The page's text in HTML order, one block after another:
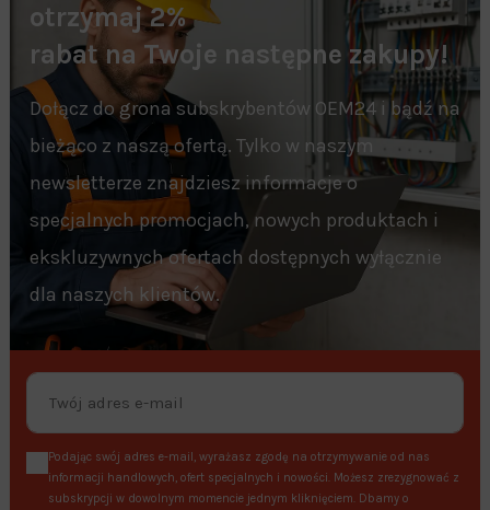
otrzymaj 2%
rabat na Twoje następne zakupy!
Dołącz do grona subskrybentów OEM24 i bądź na
bieżąco z naszą ofertą. Tylko w naszym
newsletterze znajdziesz informacje o
specjalnych promocjach, nowych produktach i
ekskluzywnych ofertach dostępnych wyłącznie
dla naszych klientów.
Podając swój adres e-mail, wyrażasz zgodę na otrzymywanie od nas
informacji handlowych, ofert specjalnych i nowości. Możesz zrezygnować z
subskrypcji w dowolnym momencie jednym kliknięciem. Dbamy o